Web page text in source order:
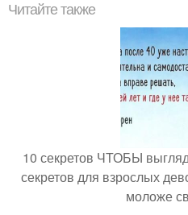
Читайте также
10 секретов ЧТОБЫ
секретов для взрослых
моложе